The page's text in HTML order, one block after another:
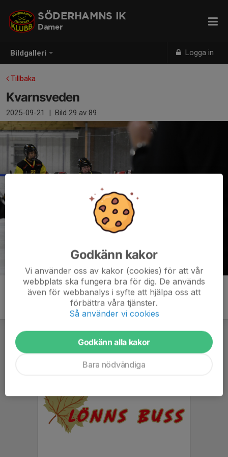
Bildgalleri Logga in
SÖDERHAMNS IK
Damer
Tillbaka
Kvarnsveden
2025-09-21 | Bild 29 av 89
Godkänn kakor
Vi använder oss av kakor (cookies) för att vår
webbplats ska fungera bra för dig. De används
även för webbanalys i syfte att hjälpa oss att
förbättra våra tjänster.
Så använder vi cookies
Godkänn alla kakor
Bara nödvändiga